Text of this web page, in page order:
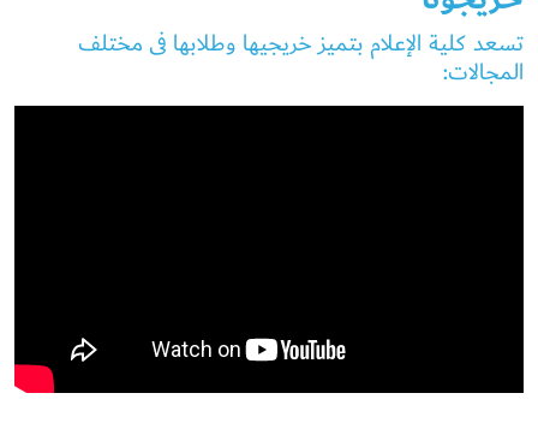
تسعد كلية الإعلام بتميز خريجيها وطلابها فى مختلف
المجالات: